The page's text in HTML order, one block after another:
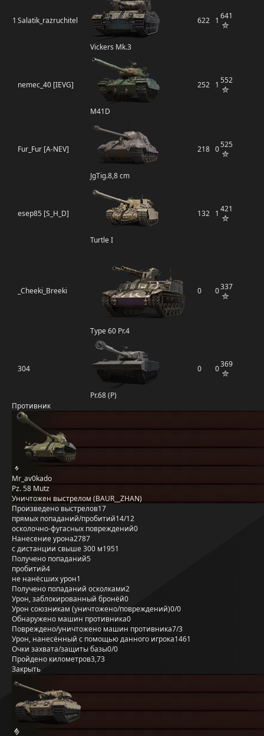
1 Salatik_razruchitel
Vickers Mk.3
622 1 641
nemec_40 [IEVG]
M41D
252 1 552
Fur_Fur [A-NEV]
JgTig.8,8 cm
218 0525
esep85 [S_H_D]
Turtle I
132 1 421
_Cheeki_Breeki
Type 60 Pr.4
0 0337
304
Pr.68 (P)
0 0369
Противник
Mr_av0kado
Pz. 58 Mutz
Уничтожен выстрелом (BAUR__ZHAN)
Произведено выстрелов17
прямых попаданий/пробитий14/12
осколочно-фугасных повреждений0
Нанесение урона2787
с дистанции свыше 300 м1951
Получено попаданий5
пробитий4
не нанёсших урон1
Получено попаданий осколками2
Урон, заблокированный бронёй0
Урон союзникам (уничтожено/повреждений)0/0
Обнаружено машин противника0
Повреждено/уничтожено машин противника7/3
Урон, нанесённый с помощью данного игрока1461
Очки захвата/защиты базы0/0
Пройдено километров3,73
Закрыть